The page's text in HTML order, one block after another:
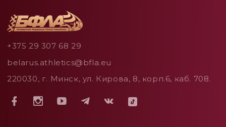
+375 29 307 68 29
belarus.athletics@bfla.eu
220030, г. Минск, ул. Кирова, 8, корп.6, каб. 708.